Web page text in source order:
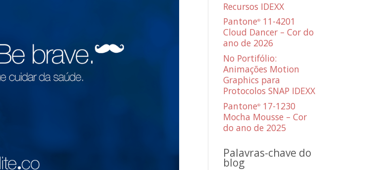
Recursos IDEXX
Pantone® 11-4201
Cloud Dancer – Cor do
ano de 2026
No Portifólio:
Animações Motion
Graphics para
Protocolos SNAP IDEXX
Pantone® 17-1230
Mocha Mousse – Cor
do ano de 2025
Palavras-chave do
blog